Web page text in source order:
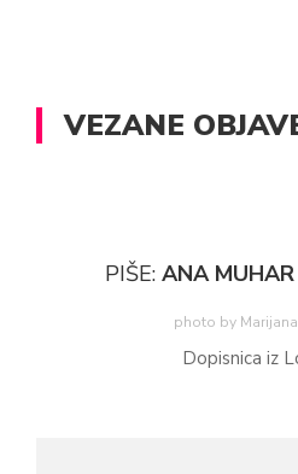
VEZANE
PIŠE: ANA
photo by
Dopisnica iz